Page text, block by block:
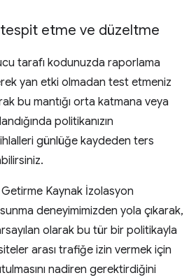
tespit etme ve düzeltme
tarafı kodunuzda raporlama
yan etki olmadan test etmeniz
bu mantığı orta katmana veya
politikanızın
günlüğe kaydeden ters
Kaynak İzolasyon
sunma deneyimimizden yola çıkarak,
olarak bu tür bir politikayla
arası trafiğe izin vermek için
nadiren gerektirdiğini